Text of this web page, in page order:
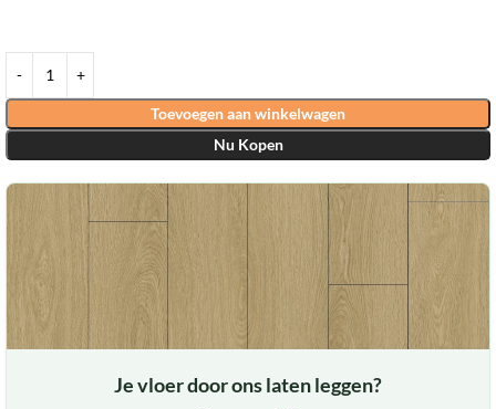
Toevoegen aan winkelwagen
Nu Kopen
Je vloer door ons laten leggen?